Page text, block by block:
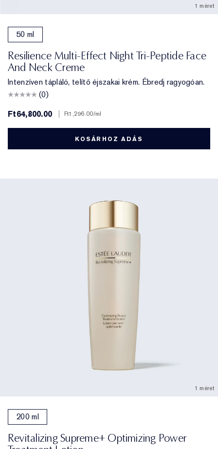
1 méret
50 ml
Resilience Multi-Effect Night Tri-Peptide Face
And Neck Creme
Intenzíven tápláló, telítő éjszakai krém. Ébredj ragyogóan.
(0)
Ft64,800.00
Ft1,296.00/ml
KOSÁRHOZ ADÁS
1 méret
200 ml
Revitalizing Supreme+ Optimizing Power